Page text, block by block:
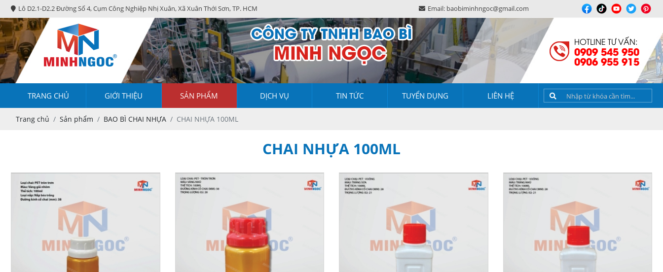
Lô D2.1-D2.2 Đường Số 4, Cụm Công Nghiệp Nhị Xuân, Xã Xuân Thới Sơn, TP. HCM Email: baobiminhngoc@gmail.com
HOTLINE TƯ VẤN:
0909 545 950
0906 955 915
TRANG CHỦ GIỚI THIỆU SẢN PHẨM DỊCH VỤ TIN TỨC TUYỂN DỤNG LIÊN HỆ
Trang chủ Sản phẩm BAO BÌ CHAI NHỰA CHAI NHỰA 100ML
CHAI NHỰA 100ML